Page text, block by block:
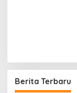
Berita Terbaru